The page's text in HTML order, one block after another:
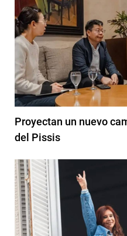
Proyectan un nuevo
del Pissis